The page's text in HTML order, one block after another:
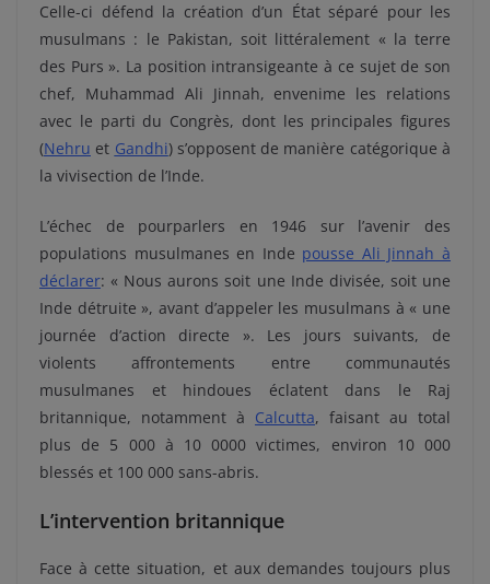
Celle-ci défend la création d’un État séparé pour les
musulmans : le Pakistan, soit littéralement « la terre
des Purs ». La position intransigeante à ce sujet de son
chef, Muhammad Ali Jinnah, envenime les relations
avec le parti du Congrès, dont les principales figures
(Nehru et Gandhi) s’opposent de manière catégorique à
la vivisection de l’Inde.
L’échec de pourparlers en 1946 sur l’avenir des
populations musulmanes en Inde pousse Ali Jinnah à
déclarer: « Nous aurons soit une Inde divisée, soit une
Inde détruite », avant d’appeler les musulmans à « une
journée d’action directe ». Les jours suivants, de
violents affrontements entre communautés
musulmanes et hindoues éclatent dans le Raj
britannique, notamment à Calcutta, faisant au total
plus de 5 000 à 10 0000 victimes, environ 10 000
blessés et 100 000 sans-abris.
L’intervention britannique
Face à cette situation, et aux demandes toujours plus